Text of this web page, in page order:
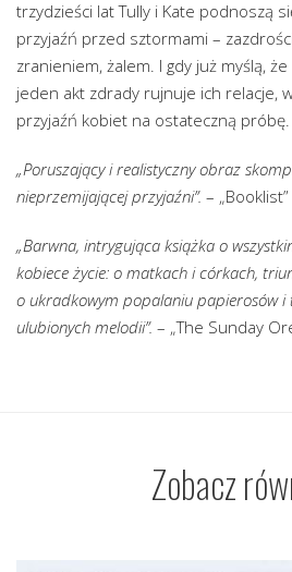
trzydzieści lat Tully i Kate podnoszą
przyjaźń przed sztormami –
zranieniem, żalem. I gdy już myślą,
jeden akt zdrady rujnuje ich relacje,
przyjaźń kobiet na ostateczną próbę.
„Poruszający i realistyczny obraz
nieprzemijającej przyjaźni”. – „Booklist”
„Barwna, intrygująca książka o
kobiece życie: o matkach i córkach,
o ukradkowym popalaniu papierosów i
ulubionych melodii”. – „The Sunday
Zobacz